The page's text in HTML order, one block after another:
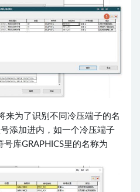
来为了识别不同冷压端子的名
添加进内，如一个冷压端子
库GRAPHICS里的名称为